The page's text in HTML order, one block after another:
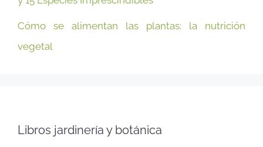
Cómo se alimentan las plantas: la nutrición
vegetal
Libros jardinería y botánica